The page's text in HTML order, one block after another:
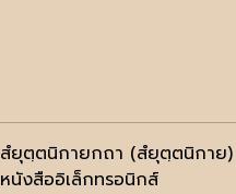
สํยุตฺตนิกายกถา (สํยุตฺตนิกาย)
หนังสืออิเล็กทรอนิกส์